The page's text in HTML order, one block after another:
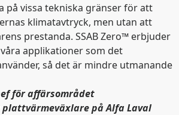
på vissa tekniska gränser för att
klimatavtryck, men utan att
prestanda. SSAB Zero™ erbjuder
applikationer som det
så det är mindre utmanande
för affärsområdet
på Alfa Laval